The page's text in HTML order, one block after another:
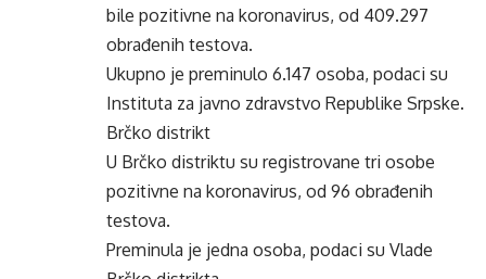
bile pozitivne na koronavirus, od 409.297
obrađenih testova.
Ukupno je preminulo 6.147 osoba, podaci su
Instituta za javno zdravstvo Republike Srpske.
Brčko distrikt
U Brčko distriktu su registrovane tri osobe
pozitivne na koronavirus, od 96 obrađenih
testova.
Preminula je jedna osoba, podaci su Vlade